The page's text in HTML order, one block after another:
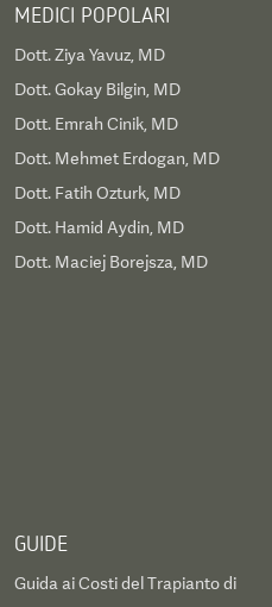
MEDICI POPOLARI
Dott. Ziya Yavuz, MD
Dott. Gokay Bilgin, MD
Dott. Emrah Cinik, MD
Dott. Mehmet Erdogan, MD
Dott. Fatih Ozturk, MD
Dott. Hamid Aydin, MD
Dott. Maciej Borejsza, MD
GUIDE
Guida ai Costi del Trapianto di